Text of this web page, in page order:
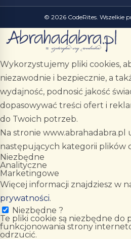
© 2026 CodeRites. Wszelkie
Wykorzystujemy pliki cookies,
niezawodnie i bezpiecznie, a
wydajność, podnosić jakość
dopasowywać treści ofert i
do Twoich potrzeb.
Na stronie www.abrahadabra.pl
następujących kategorii plików
Niezbędne
Analityczne
Marketingowe
Więcej informacji znajdziesz w
prywatności.
Niezbędne ?
Te pliki cookie są niezbędne do
funkcjonowania strony
odrzucić.